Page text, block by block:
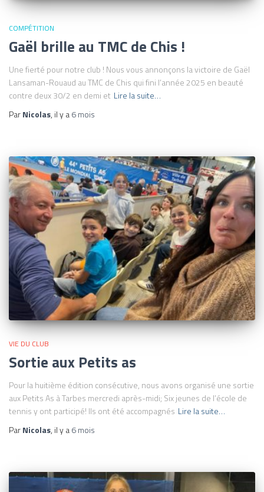
COMPÉTITION
Gaël brille au TMC de Chis !
Une fierté pour notre club ! Nous vous annonçons la victoire de Gaël
Lansaman-Rouaud au TMC de Chis qui fini l’année 2025 en beauté
contre deux 30/2 en demi et Lire la suite…
ParNicolas, il y a6 mois
VIE DU CLUB
Sortie aux Petits as
Pour la huitième édition consécutive, nous avons organisé une sortie
aux Petits As à Tarbes mercredi après-midi; Six jeunes de l’école de
tennis y ont participé! Ils ont été accompagnés Lire la suite…
ParNicolas, il y a6 mois